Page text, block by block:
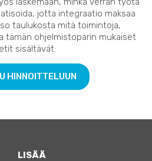
jotta integraatio maksaa
taulukosta mitä toimintoja,
tämän ohjelmistoparin mukaiset
sisältävät:
HINNOITTELUUN
LISÄÄ